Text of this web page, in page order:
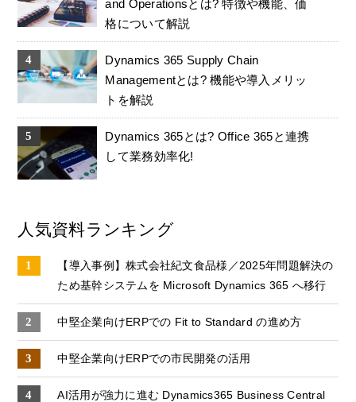
and Operationsとは? 特徴や機能、価
格について解説
Dynamics 365 Supply Chain
Managementとは? 機能や導入メリッ
トを解説
Dynamics 365とは? Office 365と連携
して業務効率化!
人気資料ランキング
【導入事例】株式会社紀文食品様／2025年問題解決の
ため基幹システムを Microsoft Dynamics 365 へ移行
中堅企業向けERPでの Fit to Standard の進め方
中堅企業向けERPでの市⺠開発の活用
AI活用が強力に進む Dynamics365 Business Central